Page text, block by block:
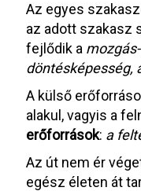
Az egyes
az adott szakasz
fejlődik a
döntésképesség,
A külső
alakul, vagyis a
erőforrások: a
Az út nem ér
egész életen át